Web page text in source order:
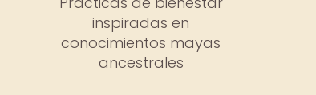
inspiradas en
conocimientos mayas
ancestrales